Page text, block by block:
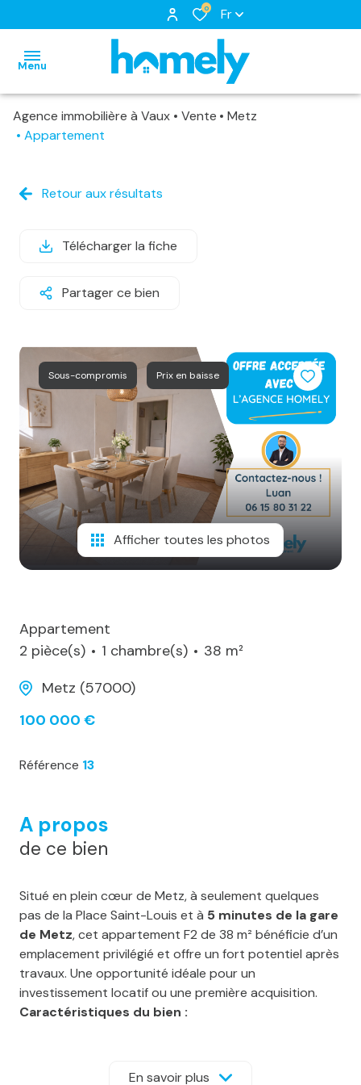
0 Fr
Menu
accueil
biens
locations
à
loués
vendus
agence
équipe
alerte
e-
mail
notre
actualité
contact
Agence immobilière à Vaux Vente
Metz
Appartement
Retour aux résultats
Télécharger la fiche
Partager ce bien
Sous-compromis Prix en baisse
Afficher toutes les photos
Appartement
2 pièce(s)
1 chambre(s)
38 m²
Metz (57000)
100 000 €
Référence 13
A propos
de ce bien
Situé en plein cœur de Metz, à seulement quelques
pas de la Place Saint-Louis et à 5 minutes de la gare
de Metz, cet appartement F2 de 38 m² bénéficie d’un
emplacement privilégié et offre un fort potentiel après
travaux. Une opportunité idéale pour un
investissement locatif ou une première acquisition.
Caractéristiques du bien :
En savoir plus